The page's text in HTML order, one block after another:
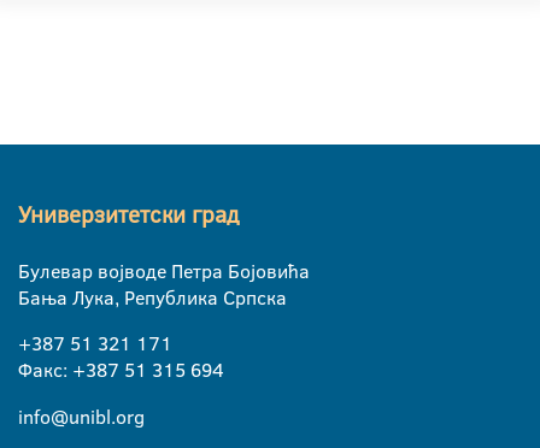
Универзитетски град
Булевар војводе Петра Бојовића
Бања Лука, Република Српска
+387 51 321 171
Факс: +387 51 315 694
info@unibl.org